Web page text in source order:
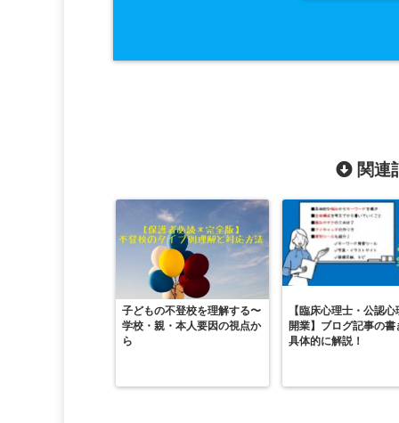
関連
子どもの不登校を理解する〜
学校・親・本人要因の視点か
ら
【臨床心理士・公認
開業】ブログ記事の書
具体的に解説！